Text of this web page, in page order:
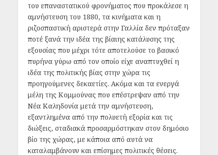
του επαναστατικού φρονήματος που προκάλεσε η
αμνήστευση του 1880, τα κινήματα και η
ριζοσπαστική αριστερά στην Γαλλία δεν πρόταξαν
ποτέ ξανά την ιδέα της βίαιης κατάλυσης της
εξουσίας που μέχρι τότε αποτελούσε το βασικό
πυρήνα γύρω από τον οποίο είχε αναπτυχθεί η
ιδέα της πολιτικής βίας στην χώρα τις
προηγούμενες δεκαετίες. Ακόμα και τα ενεργά
μέλη της Κομμούνας που επέστρεψαν από την
Νέα Καληδονία μετά την αμνήστευση,
εξαντλημένα από την πολυετή εξορία και τις
διώξεις, σταδιακά προσαρμόστηκαν στον δημόσιο
βίο της χώρας, με κάποια από αυτά να
καταλαμβάνουν και επίσημες πολιτικές θέσεις.